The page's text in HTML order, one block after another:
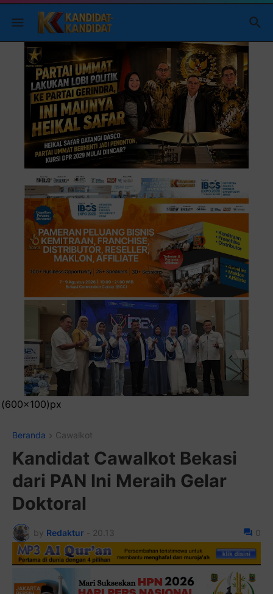
Beranda Cawalkot
Kandidat Cawalkot Bekasi
dari PAN Ini Meraih Gelar
Doktoral
by Redaktur - 20.13 0